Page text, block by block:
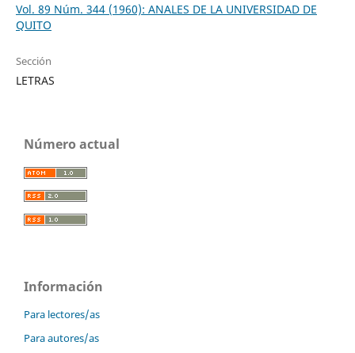
Vol. 89 Núm. 344 (1960): ANALES DE LA UNIVERSIDAD DE
QUITO
Sección
LETRAS
Número actual
Información
Para lectores/as
Para autores/as